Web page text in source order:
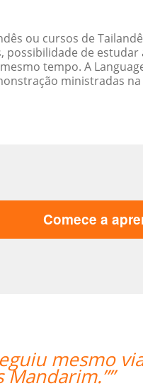
ou cursos de
possibilidade de
tempo. A
ministradas
Comece a